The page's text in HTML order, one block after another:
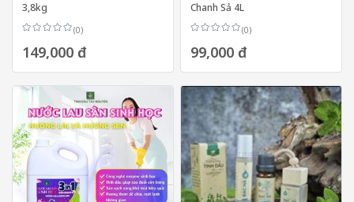
3,8kg
(0)
149,000 đ
Chanh Sả 4L
(0)
99,000 đ